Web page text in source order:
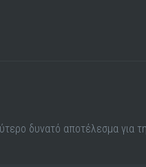
δυνατό αποτέλεσμα